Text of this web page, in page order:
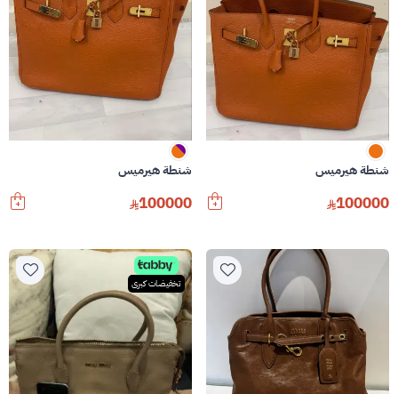
شنطة هيرميس
100000
شنطة هيرميس
100000
تخفيضات كبرى